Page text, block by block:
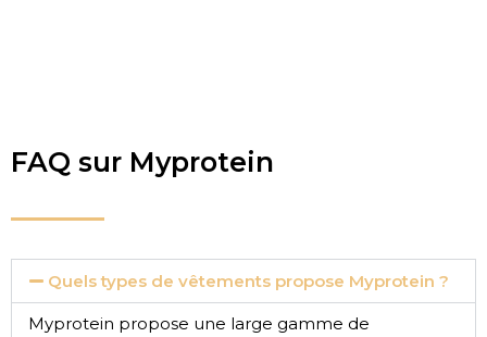
FAQ sur Myprotein
Quels types de vêtements propose Myprotein ?
Myprotein propose une large gamme de